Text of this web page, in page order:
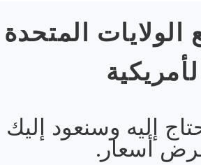
المتحدة
الأمريكية
إليه وسنعود إليك
أسعار.